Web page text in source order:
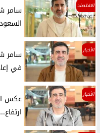
الاقتصاد
سامر
الأخبار
سامر
في
الأخبار
عكس
ارتفاع...